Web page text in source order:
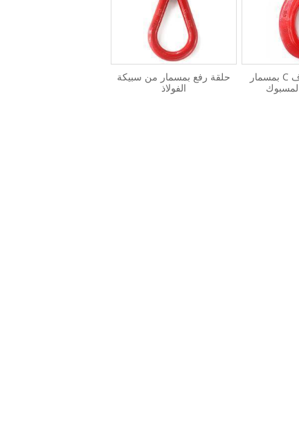
خطاف رفع حرف C بمسمار
حلقة رفع بمسمار من سبيكة
الفولاذ